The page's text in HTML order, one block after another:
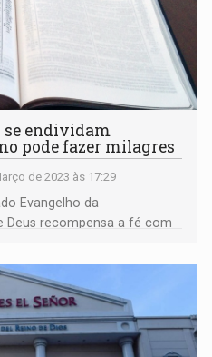
se endividam
pode fazer milagres
de 2023 às 17:29
Evangelho da
Deus recompensa a fé com